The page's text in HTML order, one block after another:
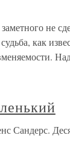
не
как
Сандерс.